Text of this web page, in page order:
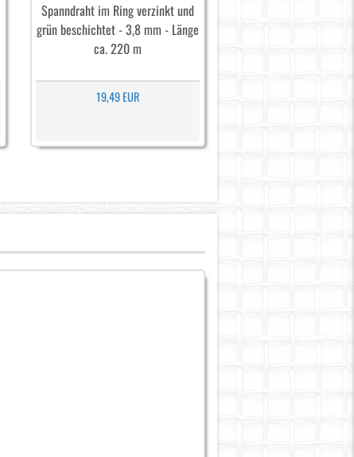
Spanndraht im Ring verzinkt und
grün beschichtet - 3,8 mm - Länge
ca. 220 m
19,49 EUR